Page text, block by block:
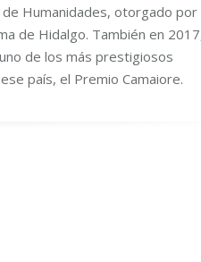
de Humanidades, otorgado por
de Hidalgo. También en
de los más prestigiosos
país, el Premio Camaiore.